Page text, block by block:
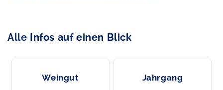
Alle Infos auf einen Blick
Weingut Jahrgang